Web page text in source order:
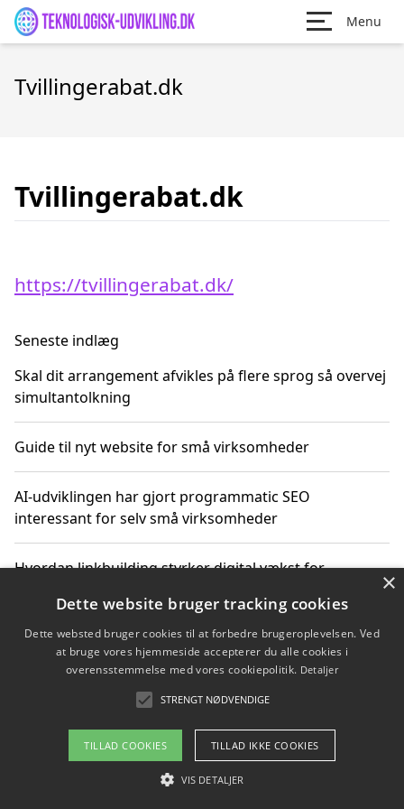
Menu
Tvillingerabat.dk
Tvillingerabat.dk
https://tvillingerabat.dk/
Seneste indlæg
Skal dit arrangement afvikles på flere sprog så overvej
simultantolkning
Guide til nyt website for små virksomheder
AI-udviklingen har gjort programmatic SEO
interessant for selv små virksomheder
Hvordan linkbuilding styrker digital vækst for
Sådan har udviklingen inden for genbrug af elektronik
ændret sig
Copyright 2026 - Pilanto Aps
Om / kontakt
×
Dette website bruger tracking cookies
Dette websted bruger cookies til at forbedre brugeroplevelsen. Ved
at bruge vores hjemmeside accepterer du alle cookies i
overensstemmelse med vores cookiepolitik. Detaljer
STRENGT NØDVENDIGE
TILLAD COOKIES TILLAD IKKE COOKIES
VIS DETALJER